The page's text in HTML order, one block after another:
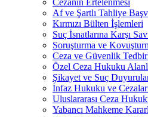
Cezanın Ertelenmesi
Af ve Şartlı Tahliye
Kırmızı Bülten İşlemleri
Suç İsnatlarına Karşı
Soruşturma ve
Ceza ve Güvenlik
Özel Ceza Hukuku
Şikayet ve Suç
İnfaz Hukuku ve
Uluslararası Ceza
Yabancı Mahkeme